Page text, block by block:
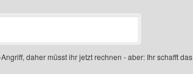
daher müsst ihr jetzt rechnen - aber: Ihr schafft das